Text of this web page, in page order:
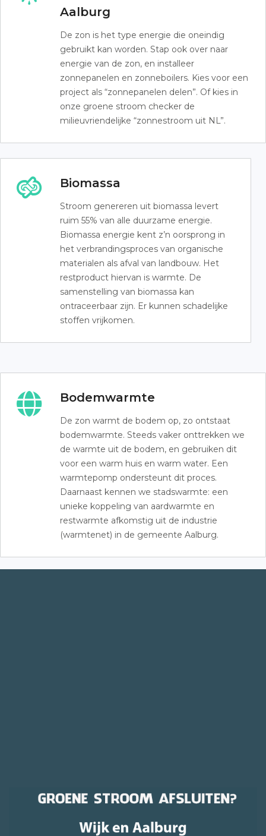
Aalburg
De zon is het type energie die oneindig
gebruikt kan worden. Stap ook over naar
energie van de zon, en installeer
zonnepanelen en zonneboilers. Kies voor een
project als “zonnepanelen delen”. Of kies in
onze groene stroom checker de
milieuvriendelijke “zonnestroom uit NL”.
Biomassa
Stroom genereren uit biomassa levert
ruim 55% van alle duurzame energie.
Biomassa energie kent z’n oorsprong in
het verbrandingsproces van organische
materialen als afval van landbouw. Het
restproduct hiervan is warmte. De
samenstelling van biomassa kan
ontraceerbaar zijn. Er kunnen schadelijke
stoffen vrijkomen.
Bodemwarmte
De zon warmt de bodem op, zo ontstaat
bodemwarmte. Steeds vaker onttrekken we
de warmte uit de bodem, en gebruiken dit
voor een warm huis en warm water. Een
warmtepomp ondersteunt dit proces.
Daarnaast kennen we stadswarmte: een
unieke koppeling van aardwarmte en
restwarmte afkomstig uit de industrie
(warmtenet) in de gemeente Aalburg.